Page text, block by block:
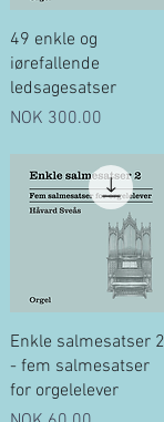
Quick View
49 enkle og
iørefallende
ledsagesatser
Price
NOK 300.00
Quick View
Enkle salmesatser 2
- fem salmesatser
for orgelelever